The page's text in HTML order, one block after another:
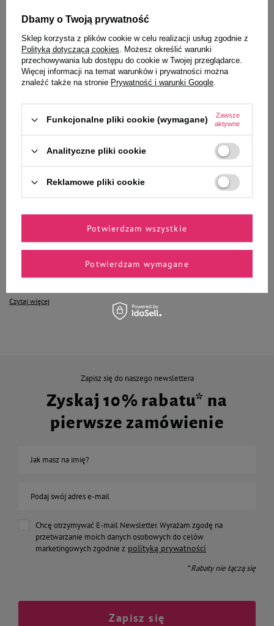
skonsultowaliśmy temat z psem Prezesem i mamy dla Ciebie kilka propozycji.
Czytaj więcej
Kiedy warto zabrać psa lub kota do lekarza
wychowanie i pielęgnacja psa lub kota. Pozwalają one na kontrolowanie stanu
zdrowia oraz wczesne wykrycie wielu chorób.
Czytaj więcej
Zapisz się do naszego newslettera
Zyskaj 10% rabatu* na
pierwsze zamówienie
Jak masz na imię?
Podaj swój adres e-mail
Chcę otrzymywać E-mail Newsletter. Wyrażam zgodę na
przetwarzanie moich danych osobowych do celów
marketingowych zgodnie z polityką prywatności
* Rabaty nie łączą się
Zapisz się
Dbamy o Twoją prywatność
Sklep korzysta z plików cookie w celu realizacji usług zgodnie z
Polityką dotyczącą cookies. Możesz określić warunki
przechowywania lub dostępu do cookie w Twojej przeglądarce.
Więcej informacji na temat warunków i prywatności można
znaleźć także na stronie Prywatność i warunki Google.
Funkcjonalne pliki cookie (wymagane)
Zawsze
aktywne
Analityczne pliki cookie
Reklamowe pliki cookie
Potwierdzam wymagane
Potwierdzam wszystkie